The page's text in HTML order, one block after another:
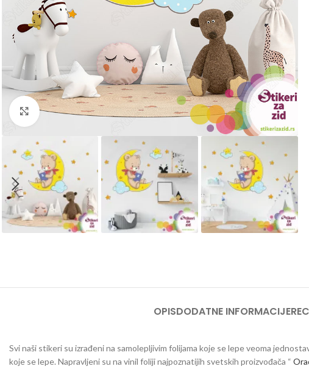
Kliknite za uvećanje
OPISDODATNE INFORMACIJE
Svi naši stikeri su izrađeni na samolepljivim folijama koje se lepe veoma
koje se lepe. Napravljeni su na vinil foliji najpoznatijih svetskih proizvođača “